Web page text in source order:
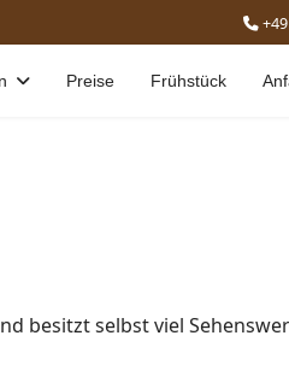
Preise Frühstück
besitzt selbst viel